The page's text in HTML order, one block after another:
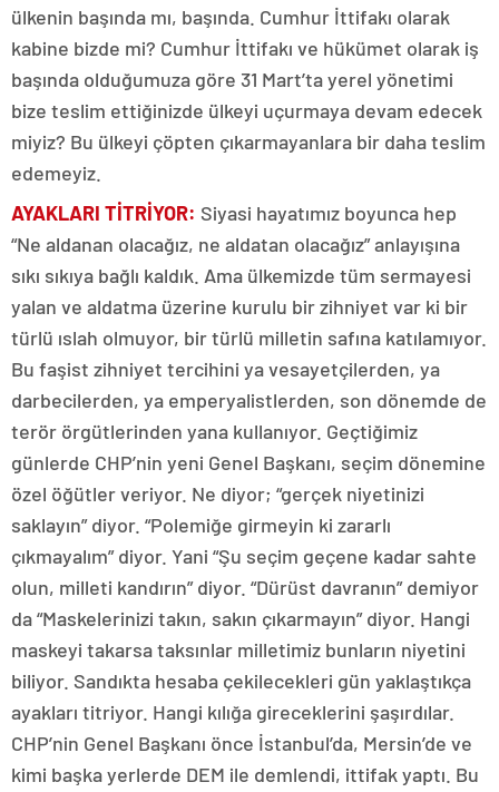
ülkenin başında mı, başında. Cumhur İttifakı olarak
kabine bizde mi? Cumhur İttifakı ve hükümet olarak iş
başında olduğumuza göre 31 Mart’ta yerel yönetimi
bize teslim ettiğinizde ülkeyi uçurmaya devam edecek
miyiz? Bu ülkeyi çöpten çıkarmayanlara bir daha teslim
edemeyiz.
AYAKLARI TİTRİYOR: Siyasi hayatımız boyunca hep
“Ne aldanan olacağız, ne aldatan olacağız” anlayışına
sıkı sıkıya bağlı kaldık. Ama ülkemizde tüm sermayesi
yalan ve aldatma üzerine kurulu bir zihniyet var ki bir
türlü ıslah olmuyor, bir türlü milletin safına katılamıyor.
Bu faşist zihniyet tercihini ya vesayetçilerden, ya
darbecilerden, ya emperyalistlerden, son dönemde de
terör örgütlerinden yana kullanıyor. Geçtiğimiz
günlerde CHP’nin yeni Genel Başkanı, seçim dönemine
özel öğütler veriyor. Ne diyor; “gerçek niyetinizi
saklayın” diyor. “Polemiğe girmeyin ki zararlı
çıkmayalım” diyor. Yani “Şu seçim geçene kadar sahte
olun, milleti kandırın” diyor. “Dürüst davranın” demiyor
da “Maskelerinizi takın, sakın çıkarmayın” diyor. Hangi
maskeyi takarsa taksınlar milletimiz bunların niyetini
biliyor. Sandıkta hesaba çekilecekleri gün yaklaştıkça
ayakları titriyor. Hangi kılığa gireceklerini şaşırdılar.
CHP’nin Genel Başkanı önce İstanbul’da, Mersin’de ve
kimi başka yerlerde DEM ile demlendi, ittifak yaptı. Bu